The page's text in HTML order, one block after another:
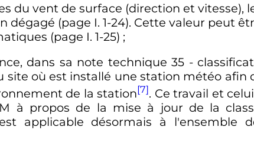
du vent de surface (direction et vitesse),
dégagé (page I. 1-24). Cette valeur peut
(page I. 1-25) ;
dans sa note technique 35 -
site où est installé une station météo
de la station[7]. Ce travail et
à propos de la mise à jour de la
applicable désormais à l'ensemble